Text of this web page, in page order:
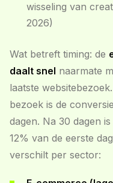
wisseling van
2026)
Wat betreft timing: de
daalt snel naarmate
laatste
bezoek is de
dagen. Na 30 dagen
12% van de eerste
verschilt per sector: